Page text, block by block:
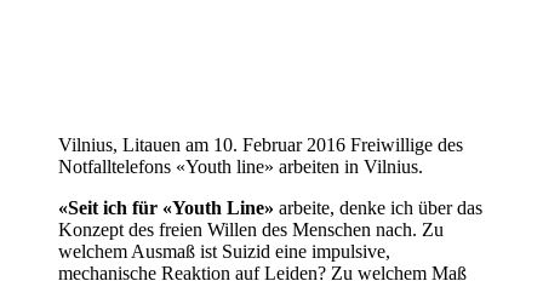
Vilnius, Litauen am 10. Februar 2016 Freiwillige des
Notfalltelefons «Youth line» arbeiten in Vilnius.
«Seit ich für «Youth Line» arbeite, denke ich über das
Konzept des freien Willen des Menschen nach. Zu
welchem Ausmaß ist Suizid eine impulsive,
mechanische Reaktion auf Leiden? Zu welchem Maß